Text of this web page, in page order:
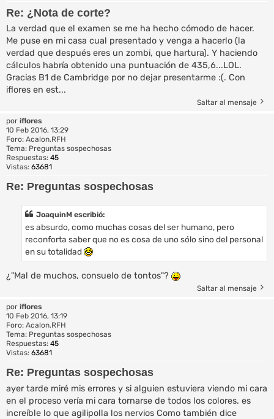
Re: ¿Nota de corte?
La verdad que el examen se me ha hecho cómodo de hacer.
Me puse en mi casa cual presentado y venga a hacerlo (la
verdad que después eres un zombi, que hartura). Y haciendo
cálculos habría obtenido una puntuación de 435,6...LOL.
Gracias B1 de Cambridge por no dejar presentarme :(. Con
iflores en est...
Saltar al mensaje
por iflores
10 Feb 2016, 13:29
Foro: Acalon.RFH
Tema: Preguntas sospechosas
Respuestas: 45
Vistas: 63681
Re: Preguntas sospechosas
JoaquinM escribió:
es absurdo, como muchas cosas del ser humano, pero
reconforta saber que no es cosa de uno sólo sino del personal
en su totalidad
¿"Mal de muchos, consuelo de tontos"?
Saltar al mensaje
por iflores
10 Feb 2016, 13:19
Foro: Acalon.RFH
Tema: Preguntas sospechosas
Respuestas: 45
Vistas: 63681
Re: Preguntas sospechosas
ayer tarde miré mis errores y si alguien estuviera viendo mi cara
en el proceso vería mi cara tornarse de todos los colores. es
increíble lo que agilipolla los nervios Como también dice